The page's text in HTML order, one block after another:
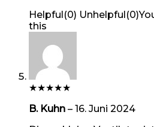
Helpful(0) Unhelpful(0)
this
★★★★★
B. Kuhn – 16. Juni 2024